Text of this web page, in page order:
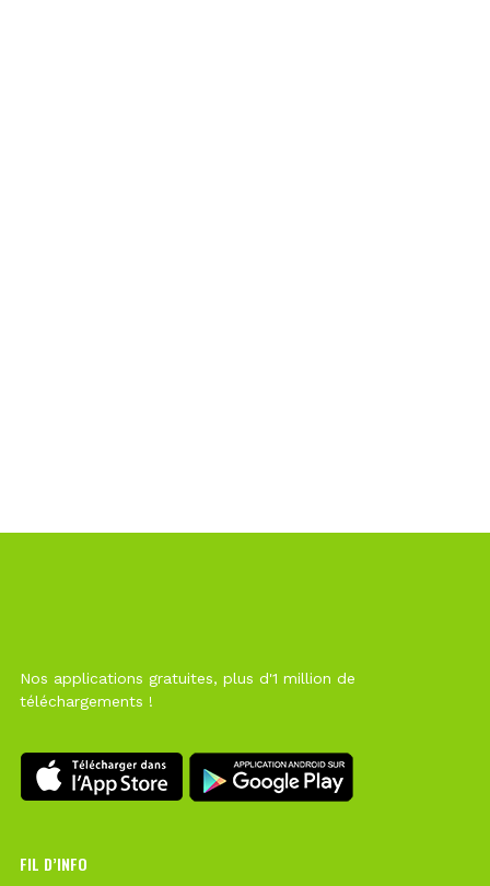
Nos applications gratuites, plus d'1 million de
téléchargements !
FIL D’INFO